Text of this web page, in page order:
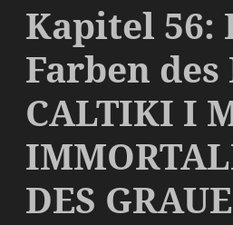
Kapitel 56:
Farben
CALTIKI I
DES